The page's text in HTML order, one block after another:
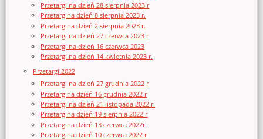
Przetargi na dzień 28 sierpnia 2023 r
Przetarg na dzień 8 sierpnia 2023 r.
Przetarg na dzień 2 sierpnia 2023 r.
Przetargi na dzień 27 czerwca 2023 r
Przetargi na dzień 16 czerwca 2023
Przetargi na dzień 14 kwietnia 2023 r.
Przetargi 2022
Przetargi na dzień 27 grudnia 2022 r
Przetarg na dzień 16 grudnia 2022 r
Przetargi na dzień 21 listopada 2022 r.
Przetarg na dzień 19 sierpnia 2022 r
Przetarg na dzień 13 czerwca 2022r.
Przetarg na dzień 10 czerwca 2022 r